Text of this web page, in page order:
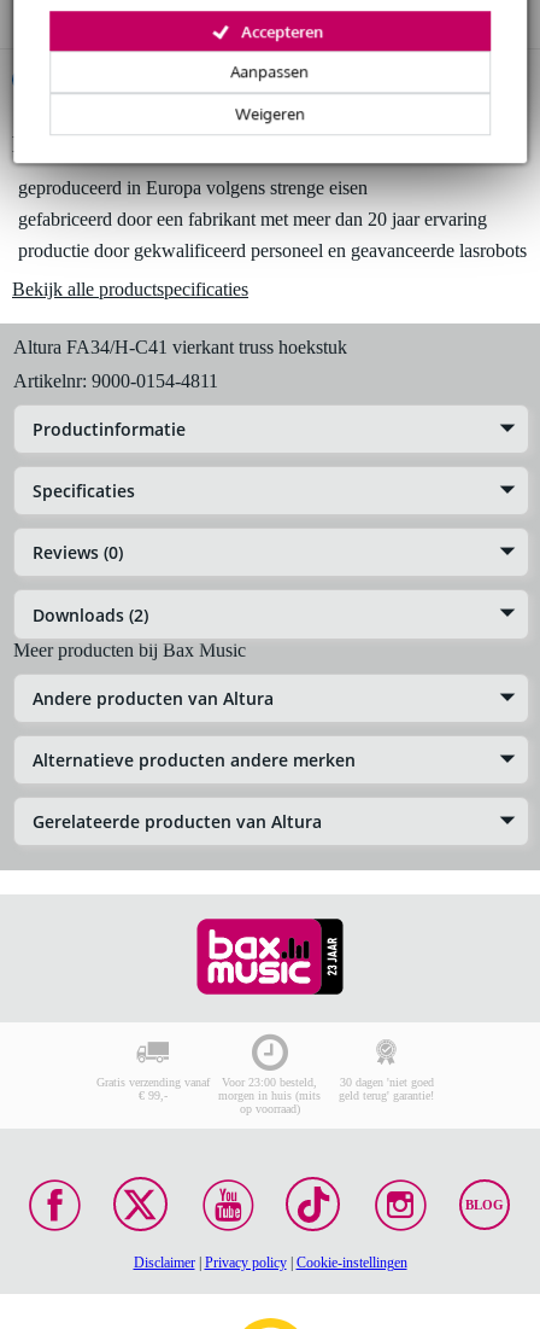
Weigeren
Aanpassen
Accepteren
€ 16,20 eenmalig
Huur meerdere producten tegelijk: min. € 300,- en max.
€ 2.500,-
Gratisthuisbezorgd of op te halen in de winkel
Al na 4 maanden maandelijks opzegbaar
De mogelijkheid om je product(en) met korting te kopen
Snelle vervanging door Bax Music bij een defect
Productinformatie
geproduceerd in Europa volgens strenge eisen
gefabriceerd door een fabrikant met meer dan 20 jaar ervaring
productie door gekwalificeerd personeel en geavanceerde lasrobots
Bekijk alle productspecificaties
Altura FA34/H-C41 vierkant truss hoekstuk
Artikelnr: 9000-0154-4811
Productinformatie
Specificaties
Reviews (0)
Downloads (2)
Meer producten bij Bax Music
Andere producten van Altura
Alternatieve producten andere merken
Gerelateerde producten van Altura
Gratis verzending vanaf
€ 99,-
Voor 23:00 besteld,
morgen in huis (mits
op voorraad)
30 dagen 'niet goed
geld terug' garantie!
BLOG
Disclaimer| Privacy policy| Cookie-instellingen